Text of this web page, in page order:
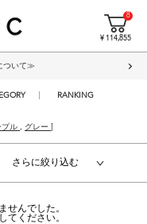
8
¥ 114,855
ついて≫
RANKING
プル , グレー
さらに絞り込む
せんでした。
てください。